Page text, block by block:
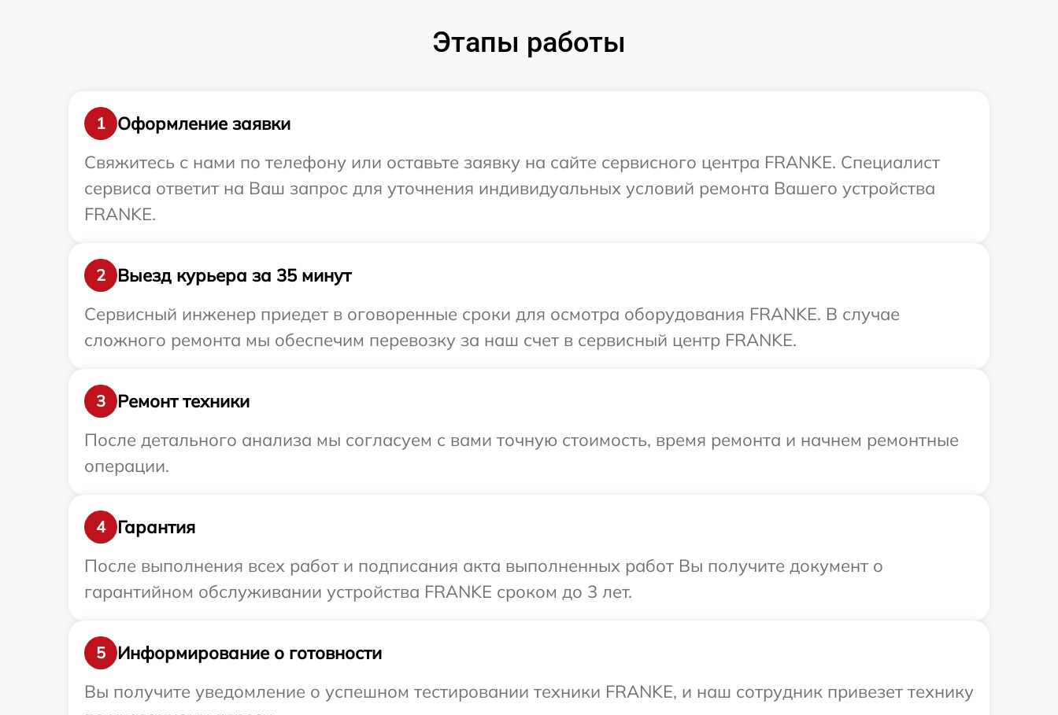
Этапы работы
1
Оформление заявки
Свяжитесь с нами по телефону или оставьте заявку на сайте сервисного центра FRANKE. Специалист
сервиса ответит на Ваш запрос для уточнения индивидуальных условий ремонта Вашего устройства
FRANKE.
2
Выезд курьера за 35 минут
Сервисный инженер приедет в оговоренные сроки для осмотра оборудования FRANKE. В случае
сложного ремонта мы обеспечим перевозку за наш счет в сервисный центр FRANKE.
3
Ремонт техники
После детального анализа мы согласуем с вами точную стоимость, время ремонта и начнем ремонтные
операции.
4
Гарантия
После выполнения всех работ и подписания акта выполненных работ Вы получите документ о
гарантийном обслуживании устройства FRANKE сроком до 3 лет.
5
Информирование о готовности
Вы получите уведомление о успешном тестировании техники FRANKE, и наш сотрудник привезет технику